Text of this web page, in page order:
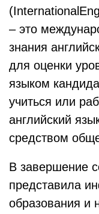
– это
знания
для оценки
языком
учиться или
английский
средством
В завершение
представила
образования и